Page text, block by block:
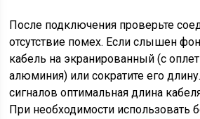
После подключения проверьте
отсутствие помех. Если слышен
кабель на экранированный (с
алюминия) или сократите его
сигналов оптимальная длина
При необходимости использовать